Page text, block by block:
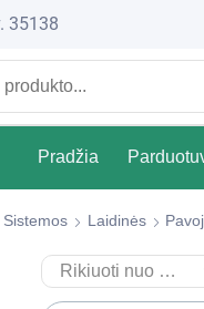
35138
Pradžia
Laidinės